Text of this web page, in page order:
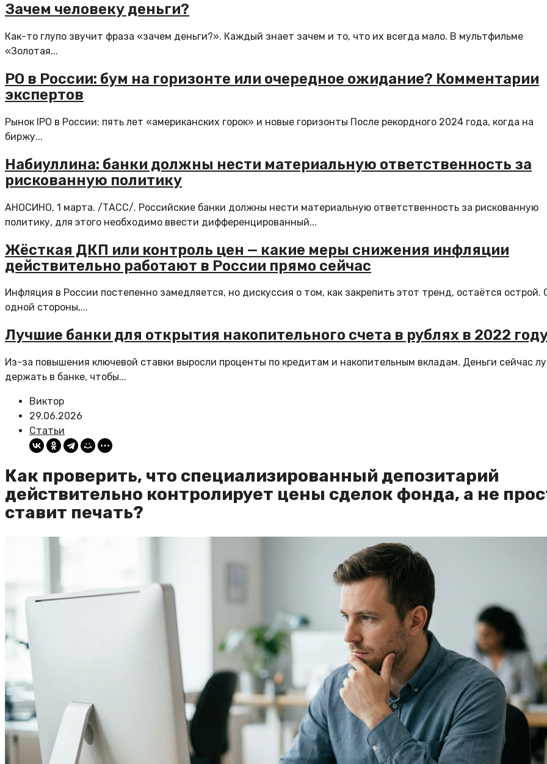
Зачем человеку деньги?
Как-то глупо звучит фраза «зачем деньги?». Каждый знает зачем и то, что их всегда мало. В мультфильме
«Золотая...
PO в России: бум на горизонте или очередное ожидание? Комментарии
экспертов
Рынок IPO в России: пять лет «американских горок» и новые горизонты После рекордного 2024 года, когда на
биржу...
Набиуллина: банки должны нести материальную ответственность за
рискованную политику
АНОСИНО, 1 марта. /ТАСС/. Российские банки должны нести материальную ответственность за рискованную
политику, для этого необходимо ввести дифференцированный...
Жёсткая ДКП или контроль цен — какие меры снижения инфляции
действительно работают в России прямо сейчас
Инфляция в России постепенно замедляется, но дискуссия о том, как закрепить этот тренд, остаётся острой.
одной стороны,...
Лучшие банки для открытия накопительного счета в рублях в 2022
Из-за повышения ключевой ставки выросли проценты по кредитам и накопительным вкладам. Деньги сейчас
держать в банке, чтобы...
Виктор
29.06.2026
Статьи
Как проверить, что специализированный депозитарий
действительно контролирует цены сделок фонда, а не
ставит печать?